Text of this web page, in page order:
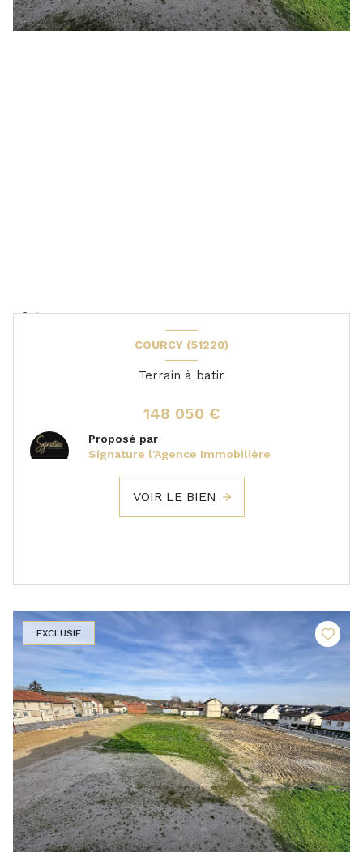
COURCY (51220)
Terrain à batir
148 050 €
Proposé par
Signature l'Agence Immobilière
VOIR LE BIEN
EXCLUSIF